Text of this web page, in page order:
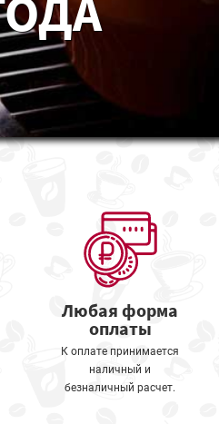
Любая форма
оплаты
К оплате принимается
наличный и
безналичный расчет.